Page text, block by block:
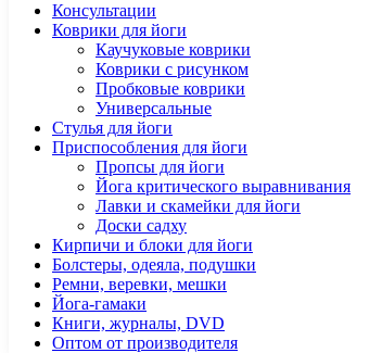
Консультации
Коврики для йоги
Каучуковые коврики
Коврики с рисунком
Пробковые коврики
Универсальные
Стулья для йоги
Приспособления для йоги
Пропсы для йоги
Йога критического выравнивания
Лавки и скамейки для йоги
Доски садху
Кирпичи и блоки для йоги
Болстеры, одеяла, подушки
Ремни, веревки, мешки
Йога-гамаки
Книги, журналы, DVD
Оптом от производителя